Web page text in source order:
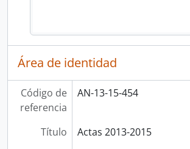
Área de identidad
Código de
referencia
AN-13-15-454
Título
Actas 2013-2015